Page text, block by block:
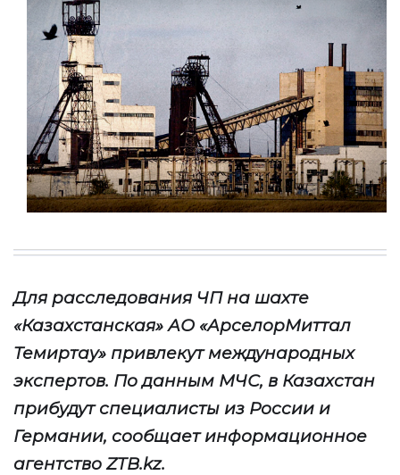
Для расследования ЧП на шахте
«Казахстанская» АО «АрселорМиттал
Темиртау» привлекут международных
экспертов. По данным МЧС, в Казахстан
прибудут специалисты из России и
Германии, сообщает информационное
агентствоZTB.kz.